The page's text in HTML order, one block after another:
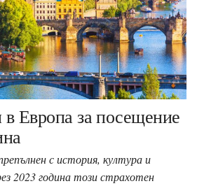
Европа за посещение
с история, култура и
2023 година този страхотен